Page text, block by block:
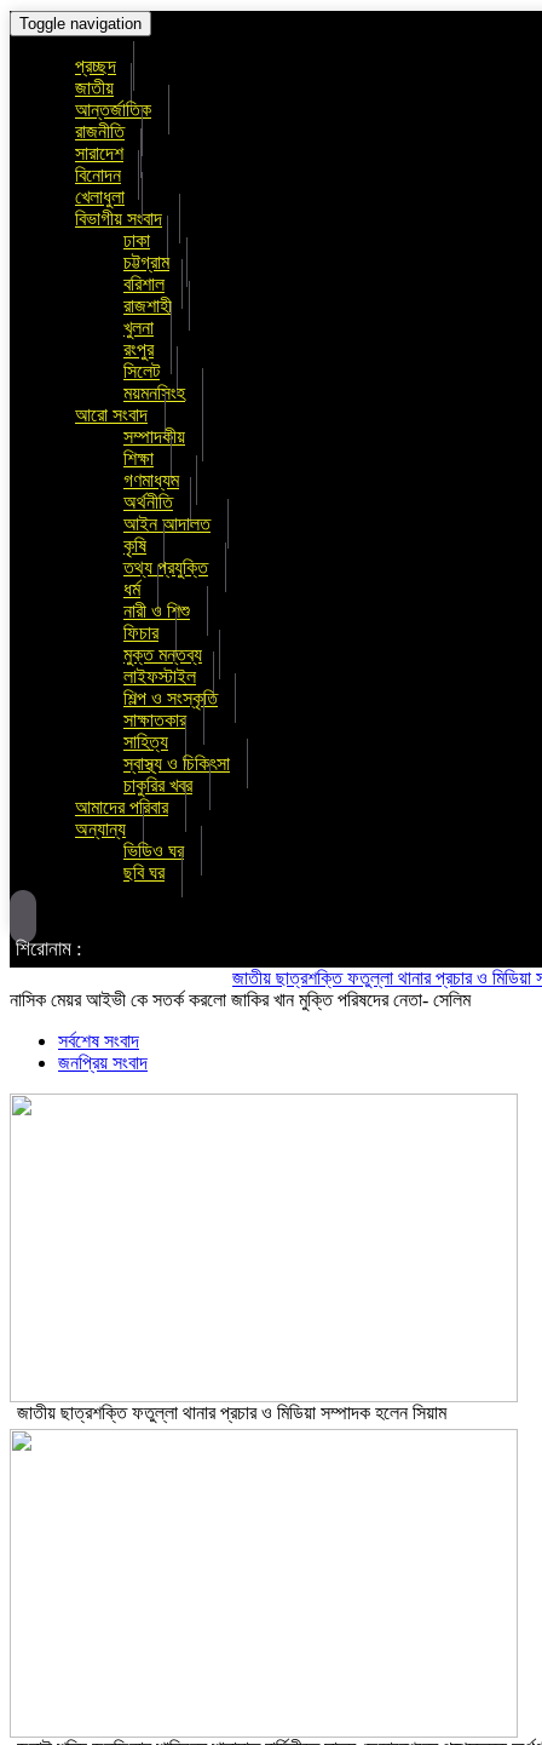
Toggle navigation
প্রচ্ছদ
জাতীয়
আন্তর্জাতিক
রাজনীতি
সারাদেশ
বিনোদন
খেলাধুলা
বিভাগীয় সংবাদ
ঢাকা
চট্টগ্রাম
বরিশাল
রাজশাহী
খুলনা
রংপুর
সিলেট
ময়মনসিংহ
আরো সংবাদ
সম্পাদকীয়
শিক্ষা
গণমাধ্যম
অর্থনীতি
আইন আদালত
কৃষি
তথ্য প্রযুক্তি
ধর্ম
নারী ও শিশু
ফিচার
মুক্ত মন্তব্য
লাইফস্টাইল
শিল্প ও সংস্কৃতি
সাক্ষাতকার
সাহিত্য
স্বাস্থ্য ও চিকিৎসা
চাকুরির খবর
আমাদের পরিবার
অন্যান্য
ভিডিও ঘর
ছবি ঘর
শিরোনাম :
জাতীয় ছাত্রশক্তি ফতুল্লা থানার প্রচার ও মিডিয়া সম্পাদক
নাসিক মেয়র আইভী কে সতর্ক করলো জাকির খান মুক্তি পরিষদের নেতা- সেলিম
সর্বশেষ সংবাদ
জনপ্রিয় সংবাদ
জাতীয় ছাত্রশক্তি ফতুল্লা থানার প্রচার ও মিডিয়া সম্পাদক হলেন সিয়াম